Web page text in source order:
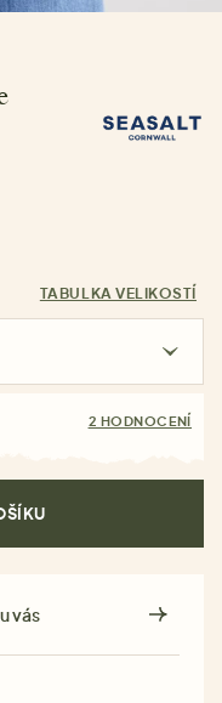
TABULKA VELIKOSTÍ
2 HODNOCENÍ
vás